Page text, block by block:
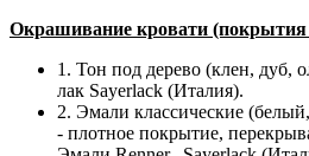
Окрашивание кровати
1. Тон под дерево (клен, дуб,
лак Sayerlack (Италия).
2. Эмали классические
- плотное покрытие,